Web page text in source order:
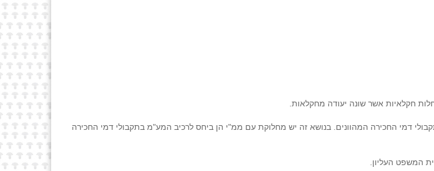
חקלאיות אשר שונה יעודה מחקלאות.
בהעברת תשלום חלף היטל השבחה לרשות המקומית בשיעור של 10% מתקבולי דמי החכירה המהוונים. בנושא זה יש מחלוקת עם ממ"י הן ביחס לרכיב המע"מ בתקבולי דמי החכירה
המשפט העליון.